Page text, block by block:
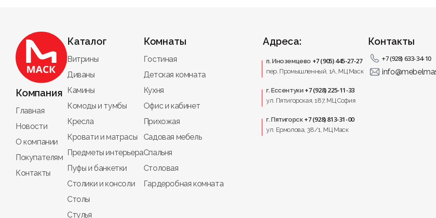
Компания
Главная
Новости
О компании
Покупателям
Контакты
Каталог
Витрины
Диваны
Камины
Комоды и тумбы
Кресла
Кровати и матрасы
Предметы интерьера
Пуфы и банкетки
Столики и консоли
Столы
Стулья
Комнаты
Гостиная
Детская комната
Кухня
Офис и кабинет
Прихожая
Садовая мебель
Спальня
Столовая
Гардеробная комната
Адреса:
п. Иноземцево +7 (905) 445-27-27
пер. Промышленный, 1A, МЦ Маск
г. Ессентуки +7 (928) 225-11-33
ул. Пятигорская, 187, МЦ София
г. Пятигорск +7 (928) 813-31-00
ул. Ермолова, 38/1, МЦ Маск
Контакты
+7 (928) 633-34-10